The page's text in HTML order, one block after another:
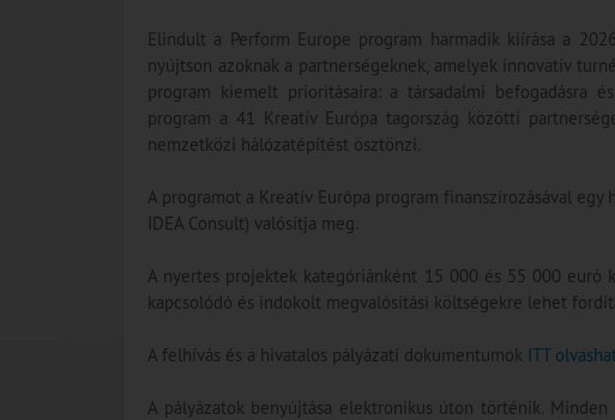
Elindult a Perform Europe program harmadik kiírása a
nyújtson azoknak a partnerségeknek, amelyek innovatív
program kiemelt prioritásaira: a társadalmi befogadásra
program a 41 Kreatív Európa tagország közötti
nemzetközi hálózatépítést ösztönzi.
A programot a Kreatív Európa program finanszírozásával
IDEA Consult) valósítja meg.
A nyertes projektek kategóriánként 15 000 és 55 000
kapcsolódó és indokolt megvalósítási költségekre lehet
A felhívás és a hivatalos pályázati dokumentumok ITT
A pályázatok benyújtása elektronikus úton történik.